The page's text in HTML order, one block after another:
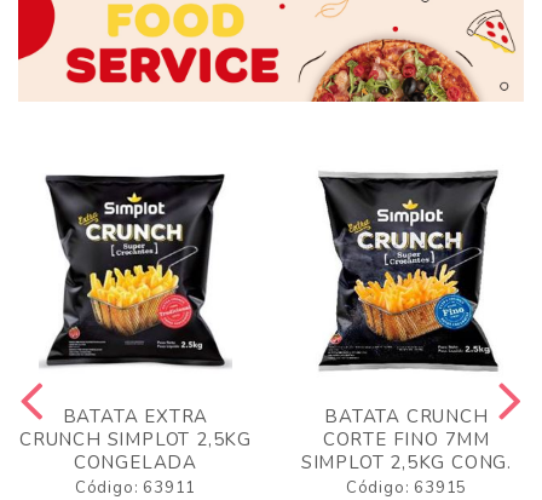
BATATA EXTRA
CRUNCH SIMPLOT 2,5KG
CONGELADA
Código: 63911
BATATA CRUNCH
CORTE FINO 7MM
SIMPLOT 2,5KG CONG.
Código: 63915